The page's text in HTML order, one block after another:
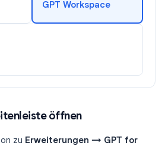
GPT Workspace
öffnen
zu Erweiterungen → GPT for